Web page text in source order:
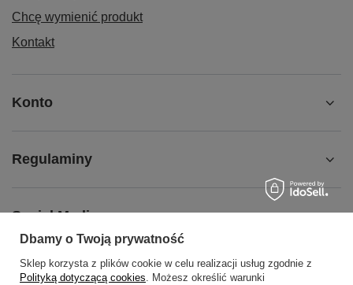
Chcę wymienić produkt
Kontakt
Konto
Regulaminy
Social Media
O NAS
Dbamy o Twoją prywatność
Sklep korzysta z plików cookie w celu realizacji usług zgodnie z
Polityką dotyczącą cookies. Możesz określić warunki